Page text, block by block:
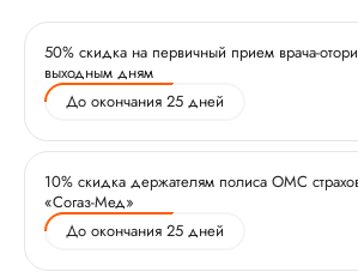
50% скидка на первичный прием врача-
выходным дням
До окончания 25 дней
10% скидка держателям полиса ОМС
«Согаз-Мед»
До окончания 25 дней